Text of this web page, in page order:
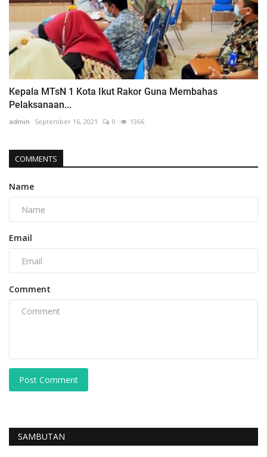
Kepala MTsN 1 Kota Ikut Rakor Guna Membahas
Pelaksanaan...
admin September 16, 2021 0 1366
COMMENTS
Name
Email
Comment
Post Comment
SAMBUTAN